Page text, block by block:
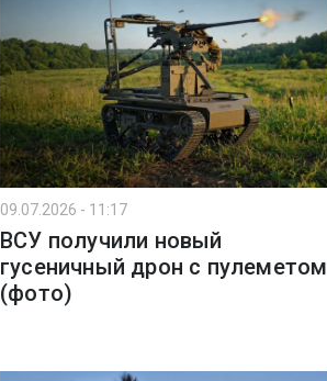
09.07.2026 - 11:17
ВСУ получили новый
гусеничный дрон с пулеметом
(фото)